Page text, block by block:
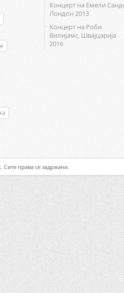
Концерт на Емели
Лондон 2013
Концерт на Роби
Вилијамс, Швајцарија
2016
права се задржани.